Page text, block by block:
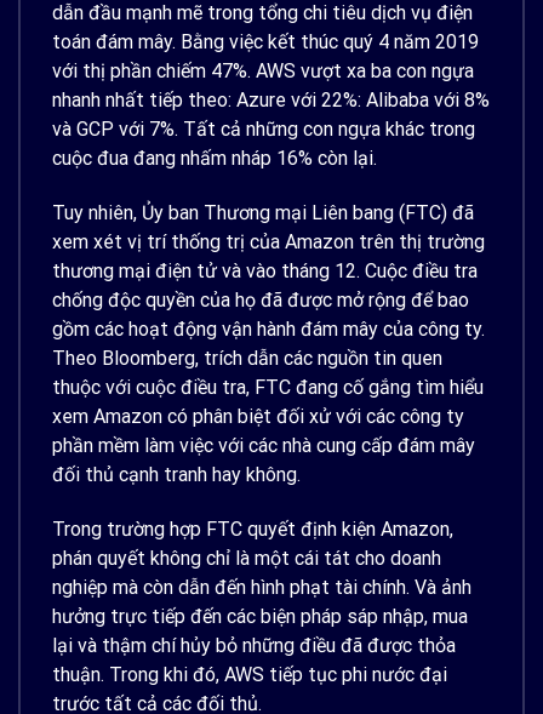
dẫn đầu mạnh mẽ trong tổng chi tiêu dịch vụ điện
toán đám mây. Bằng việc kết thúc quý 4 năm 2019
với thị phần chiếm 47%. AWS vượt xa ba con ngựa
nhanh nhất tiếp theo: Azure với 22%: Alibaba với 8%
và GCP với 7%. Tất cả những con ngựa khác trong
cuộc đua đang nhấm nháp 16% còn lại.
Tuy nhiên, Ủy ban Thương mại Liên bang (FTC) đã
xem xét vị trí thống trị của Amazon trên thị trường
thương mại điện tử và vào tháng 12. Cuộc điều tra
chống độc quyền của họ đã được mở rộng để bao
gồm các hoạt động vận hành đám mây của công ty.
Theo Bloomberg, trích dẫn các nguồn tin quen
thuộc với cuộc điều tra, FTC đang cố gắng tìm hiểu
xem Amazon có phân biệt đối xử với các công ty
phần mềm làm việc với các nhà cung cấp đám mây
đối thủ cạnh tranh hay không.
Trong trường hợp FTC quyết định kiện Amazon,
phán quyết không chỉ là một cái tát cho doanh
nghiệp mà còn dẫn đến hình phạt tài chính. Và ảnh
hưởng trực tiếp đến các biện pháp sáp nhập, mua
lại và thậm chí hủy bỏ những điều đã được thỏa
thuận. Trong khi đó, AWS tiếp tục phi nước đại
trước tất cả các đối thủ.